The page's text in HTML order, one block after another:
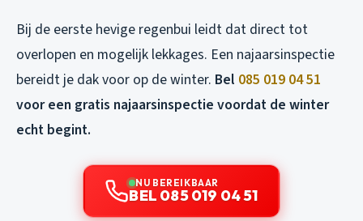
Bij de eerste hevige regenbui leidt dat direct tot
overlopen en mogelijk lekkages. Een najaarsinspectie
bereidt je dak voor op de winter. Bel 085 019 04 51
voor een gratis najaarsinspectie voordat de winter
echt begint.
NU BEREIKBAAR
BEL 085 019 04 51